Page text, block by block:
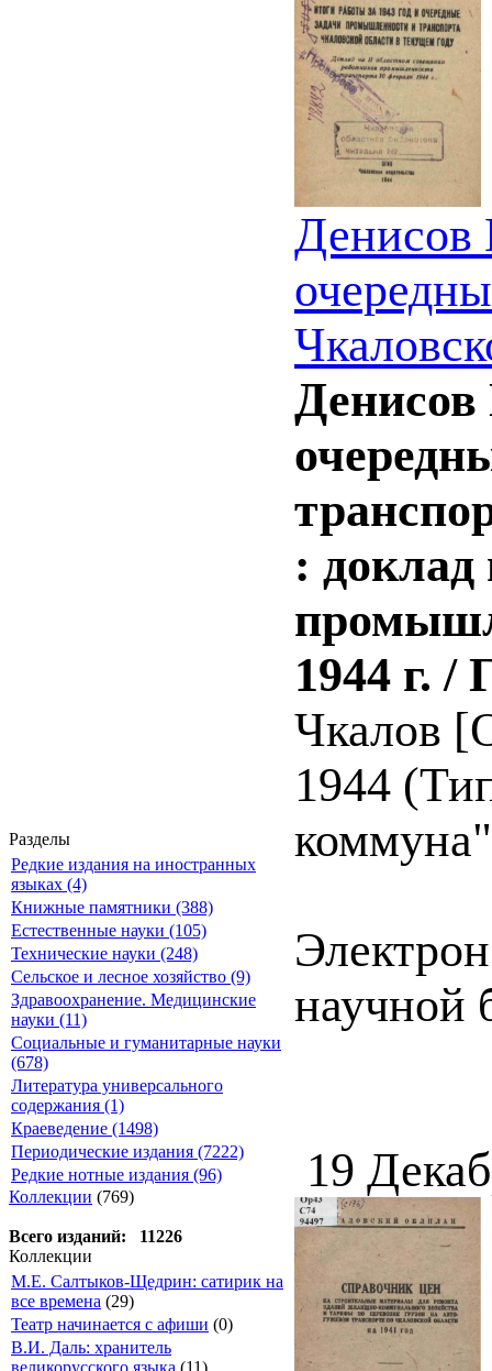
Разделы
Редкие издания на иностранных
языках (4)
Книжные памятники (388)
Естественные науки (105)
Технические науки (248)
Сельское и лесное хозяйство (9)
Здравоохранение. Медицинские
науки (11)
Социальные и гуманитарные науки
(678)
Литература универсального
содержания (1)
Краеведение (1498)
Периодические издания (7222)
Редкие нотные издания (96)
Коллекции (769)
Всего изданий: 11226
Коллекции
М.Е. Салтыков-Щедрин: сатирик на
все времена (29)
Театр начинается с афиши (0)
В.И. Даль: хранитель
великорусского языка (11)
Денисов
Денисов
:
1944 г. /
Чкалов
1944
научной
19